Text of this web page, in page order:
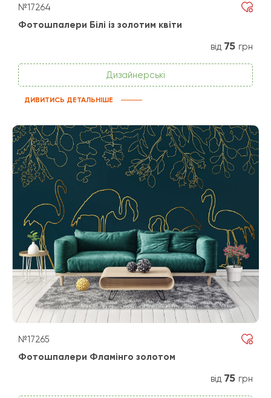
№17264
Фотошпалери Білі із золотим квіти
від 75 грн
Дизайнерські
ДИВИТИСЬ ДЕТАЛЬНІШЕ
№17265
Фотошпалери Фламінго золотом
від 75 грн